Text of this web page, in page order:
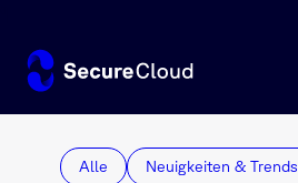
Alle Neuigkeiten & Trends